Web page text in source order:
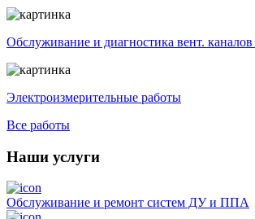
Обслуживание и диагностика вент.
Электроизмерительные работы
Все работы
Наши услуги
Обслуживание и ремонт систем ДУ и ППА